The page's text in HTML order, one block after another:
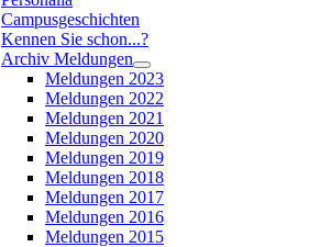
Campusgeschichten
Kennen Sie schon...?
Archiv Meldungen
Meldungen 2023
Meldungen 2022
Meldungen 2021
Meldungen 2020
Meldungen 2019
Meldungen 2018
Meldungen 2017
Meldungen 2016
Meldungen 2015